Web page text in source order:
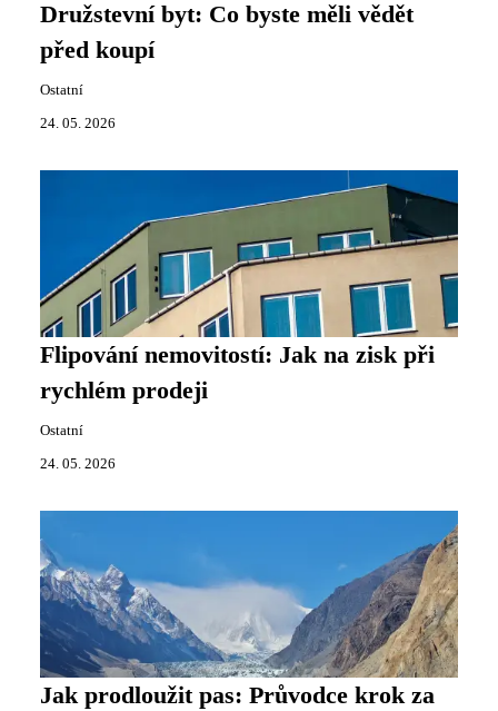
Družstevní byt: Co byste měli vědět
před koupí
Ostatní
24. 05. 2026
Flipování nemovitostí: Jak na zisk při
rychlém prodeji
Ostatní
24. 05. 2026
Jak prodloužit pas: Průvodce krok za